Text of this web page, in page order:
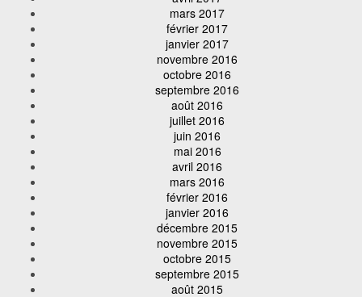
mars 2017
février 2017
janvier 2017
novembre 2016
octobre 2016
septembre 2016
août 2016
juillet 2016
juin 2016
mai 2016
avril 2016
mars 2016
février 2016
janvier 2016
décembre 2015
novembre 2015
octobre 2015
septembre 2015
août 2015